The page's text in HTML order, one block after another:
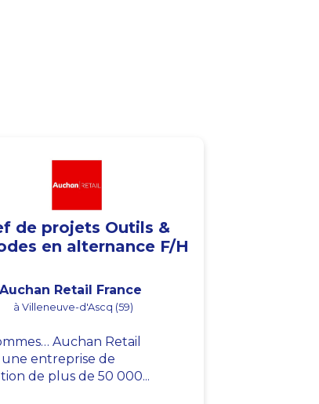
de projets Outils &
en alternance F/H
Auchan Retail France
à Villeneuve-d'Ascq (59)
Auchan Retail
une entreprise de
de plus de 50 000...